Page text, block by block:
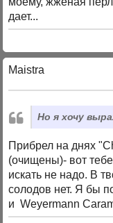
дает...
Maistra
Но я хочу
Прибрел на днях
(очищены)- вот
искать не надо. В
солодов нет. Я бы
и Weyermann